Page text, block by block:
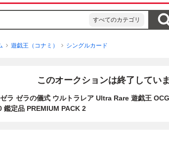
すべてのカテゴリ
遊戯王（コナミ） シングルカード
このオークションは終了してい
ゼラ ゼラの儀式 ウルトラレア Ultra Rare 遊戯王
鑑定品 PREMIUM PACK 2